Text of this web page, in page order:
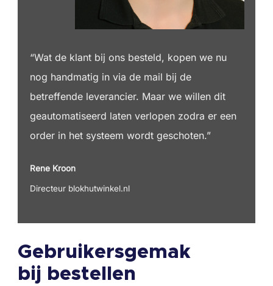
“Wat de klant bij ons besteld, kopen we nu
nog handmatig in via de mail bij de
betreffende leverancier. Maar we willen dit
geautomatiseerd laten verlopen zodra er een
order in het systeem wordt geschoten.”
Rene Kroon
Directeur blokhutwinkel.nl
Gebruikersgemak
bij bestellen